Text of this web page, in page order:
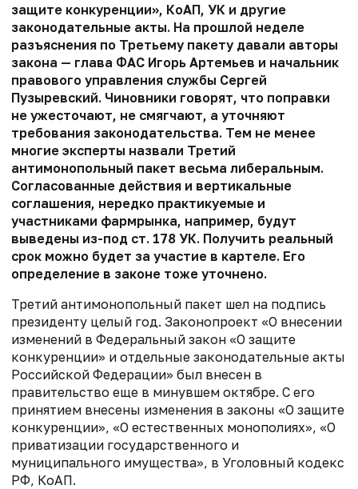
защите конкуренции», КоАП, УК и другие
законодательные акты. На прошлой неделе
разъяснения по Третьему пакету давали авторы
закона — глава ФАС Игорь Артемьев и начальник
правового управления службы Сергей
Пузыревский. Чиновники говорят, что поправки
не ужесточают, не смягчают, а уточняют
требования законодательства. Тем не менее
многие эксперты назвали Третий
антимонопольный пакет весьма либеральным.
Согласованные действия и вертикальные
соглашения, нередко практикуемые и
участниками фармрынка, например, будут
выведены из-под ст. 178 УК. Получить реальный
срок можно будет за участие в картеле. Его
определение в законе тоже уточнено.
Третий антимонопольный пакет шел на подпись
президенту целый год. Законопроект «О внесении
изменений в Федеральный закон «О защите
конкуренции» и отдельные законодательные акты
Российской Федерации» был внесен в
правительство еще в минувшем октябре. С его
принятием внесены изменения в законы «О защите
конкуренции», «О естественных монополиях», «О
приватизации государственного и
муниципального имущества», в Уголовный кодекс
РФ, КоАП.